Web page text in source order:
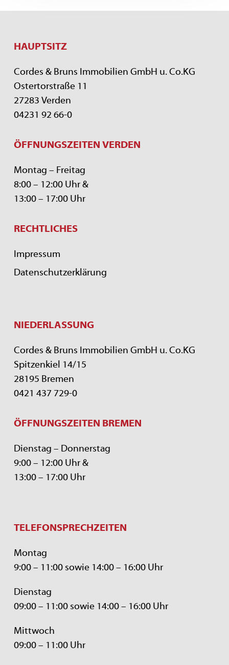
HAUPTSITZ
Cordes & Bruns Immobilien GmbH u. Co.KG
Ostertorstraße 11
27283 Verden
04231 92 66-0
ÖFFNUNGSZEITEN VERDEN
Montag – Freitag
8:00 – 12:00 Uhr &
13:00 – 17:00 Uhr
RECHTLICHES
Impressum
Datenschutzerklärung
NIEDERLASSUNG
Cordes & Bruns Immobilien GmbH u. Co.KG
Spitzenkiel 14/15
28195 Bremen
0421 437 729-0
ÖFFNUNGSZEITEN BREMEN
Dienstag – Donnerstag
9:00 – 12:00 Uhr &
13:00 – 17:00 Uhr
TELEFONSPRECHZEITEN
Montag
9:00 – 11:00 sowie 14:00 – 16:00 Uhr
Dienstag
09:00 – 11:00 sowie 14:00 – 16:00 Uhr
Mittwoch
09:00 – 11:00 Uhr